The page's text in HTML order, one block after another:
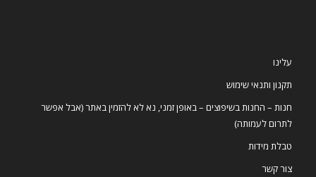
עלינו
תקנון ותנאי שימוש
חנות – החנות בשיפוצים – באופן זמני, נא לא להזמין באתר (אבל אפשר
לתרום לעמותה)
טבלת מידות
צור קשר